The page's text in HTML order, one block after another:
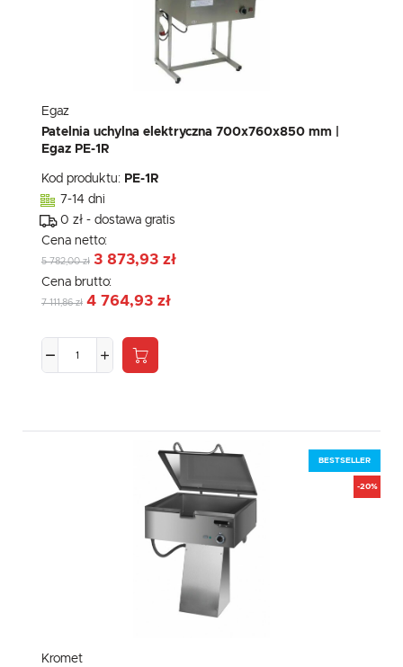
Egaz
Patelnia uchylna elektryczna 700x760x850 mm |
Egaz PE-1R
Kod produktu: PE-1R
7-14 dni
0 zł - dostawa gratis
Cena netto:
5 782,00 zł 3 873,93 zł
Cena brutto:
7 111,86 zł 4 764,93 zł
BESTSELLER
-20%
Kromet